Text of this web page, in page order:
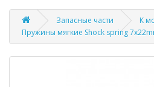
Запасные части
К
Пружины мягкие Shock spring